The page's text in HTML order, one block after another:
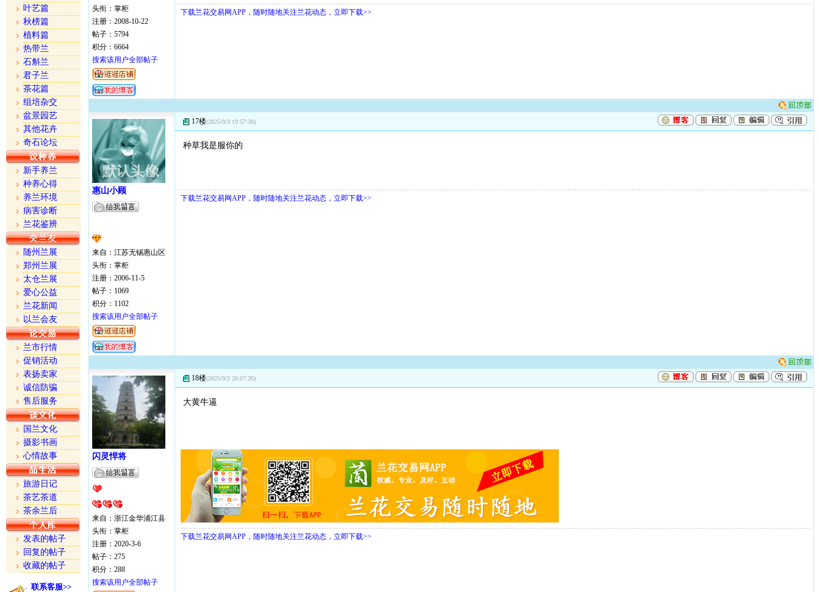
头衔：掌柜
注册：2008-10-22
帖子：5794
积分：6664
搜索该用户全部帖子
下载兰花交易网APP，随时随地关注兰花动态，立即下载>>
惠山小顾
来自：江苏无锡惠山区
头衔：掌柜
注册：2006-11-5
帖子：1069
积分：1102
搜索该用户全部帖子
17楼(2025/9/3 19:57:36)
种草我是服你的
下载兰花交易网APP，随时随地关注兰花动态，立即下载>>
闪灵悍将
来自：浙江金华浦江县
头衔：掌柜
注册：2020-3-6
帖子：275
积分：288
搜索该用户全部帖子
18楼(2025/9/3 20:07:26)
大黄牛逼
下载兰花交易网APP，随时随地关注兰花动态，立即下载>>
叶艺篇
秋榜篇
植料篇
热带兰
石斛兰
君子兰
茶花篇
组培杂交
盆景园艺
其他花卉
奇石论坛
新手养兰
种养心得
养兰环境
病害诊断
兰花鉴辨
随州兰展
郑州兰展
太仓兰展
爱心公益
兰花新闻
以兰会友
兰市行情
促销活动
表扬卖家
诚信防骗
售后服务
国兰文化
摄影书画
心情故事
旅游日记
茶艺茶道
茶余兰后
发表的帖子
回复的帖子
收藏的帖子
联系客服>>